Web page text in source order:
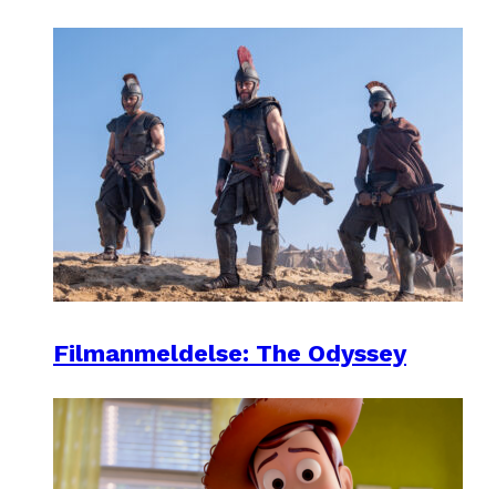
Filmanmeldelse: The Odyssey